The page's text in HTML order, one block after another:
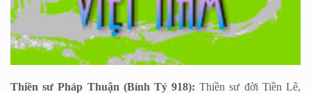
Thiền sư Pháp Thuận (Bính Tý 918): Thiền sư đời Tiền Lê,